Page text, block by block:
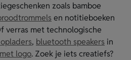
zoals bamboe
en notitieboeken
verras met technologische
, bluetooth speakers in
logo. Zoek je iets creatiefs?